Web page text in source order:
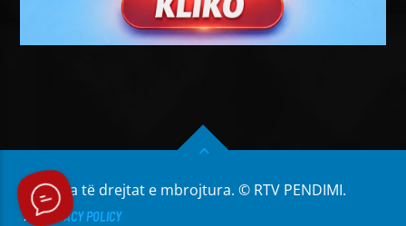
Të gjitha të drejtat e mbrojtura. © RTV PENDIMI.
PRIVACY POLICY